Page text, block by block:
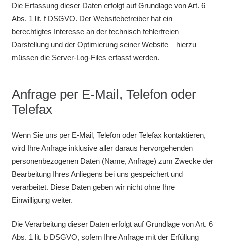
Die Erfassung dieser Daten erfolgt auf Grundlage von Art. 6
Abs. 1 lit. f DSGVO. Der Websitebetreiber hat ein
berechtigtes Interesse an der technisch fehlerfreien
Darstellung und der Optimierung seiner Website – hierzu
müssen die Server-Log-Files erfasst werden.
Anfrage per E-Mail, Telefon oder
Telefax
Wenn Sie uns per E-Mail, Telefon oder Telefax kontaktieren,
wird Ihre Anfrage inklusive aller daraus hervorgehenden
personenbezogenen Daten (Name, Anfrage) zum Zwecke der
Bearbeitung Ihres Anliegens bei uns gespeichert und
verarbeitet. Diese Daten geben wir nicht ohne Ihre
Einwilligung weiter.
Die Verarbeitung dieser Daten erfolgt auf Grundlage von Art. 6
Abs. 1 lit. b DSGVO, sofern Ihre Anfrage mit der Erfüllung